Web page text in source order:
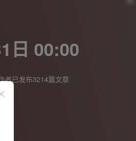
日 00:00
者已发布3214篇文章